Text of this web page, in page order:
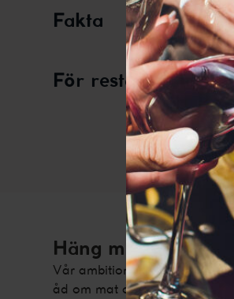
Fakta
För restauranger
Häng med i vår
Vår ambition är att ge dig
åd om mat och dryck.